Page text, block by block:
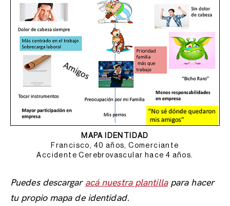
MAPA IDENTIDAD
Francisco, 40 años, Comerciante
Accidente Cerebrovascular hace 4 años.
Puedes descargar acá nuestra plantillapara hacer
tu propio mapa de identidad.